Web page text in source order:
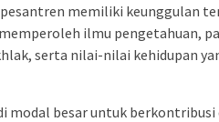
memiliki keunggulan
ilmu pengetahuan,
serta nilai-nilai kehidupan
modal besar untuk berkontribusi